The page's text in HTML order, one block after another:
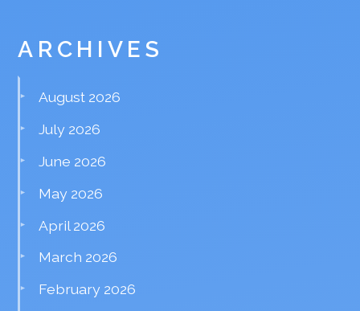
ARCHIVES
August 2026
July 2026
June 2026
May 2026
April 2026
March 2026
February 2026